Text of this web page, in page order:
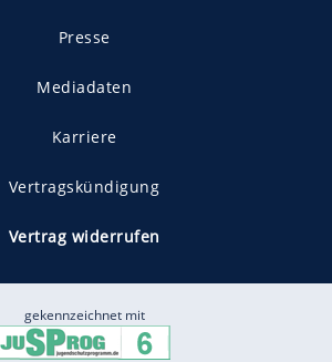
Presse
Mediadaten
Karriere
Vertragskündigung
Vertrag widerrufen
gekennzeichnet mit